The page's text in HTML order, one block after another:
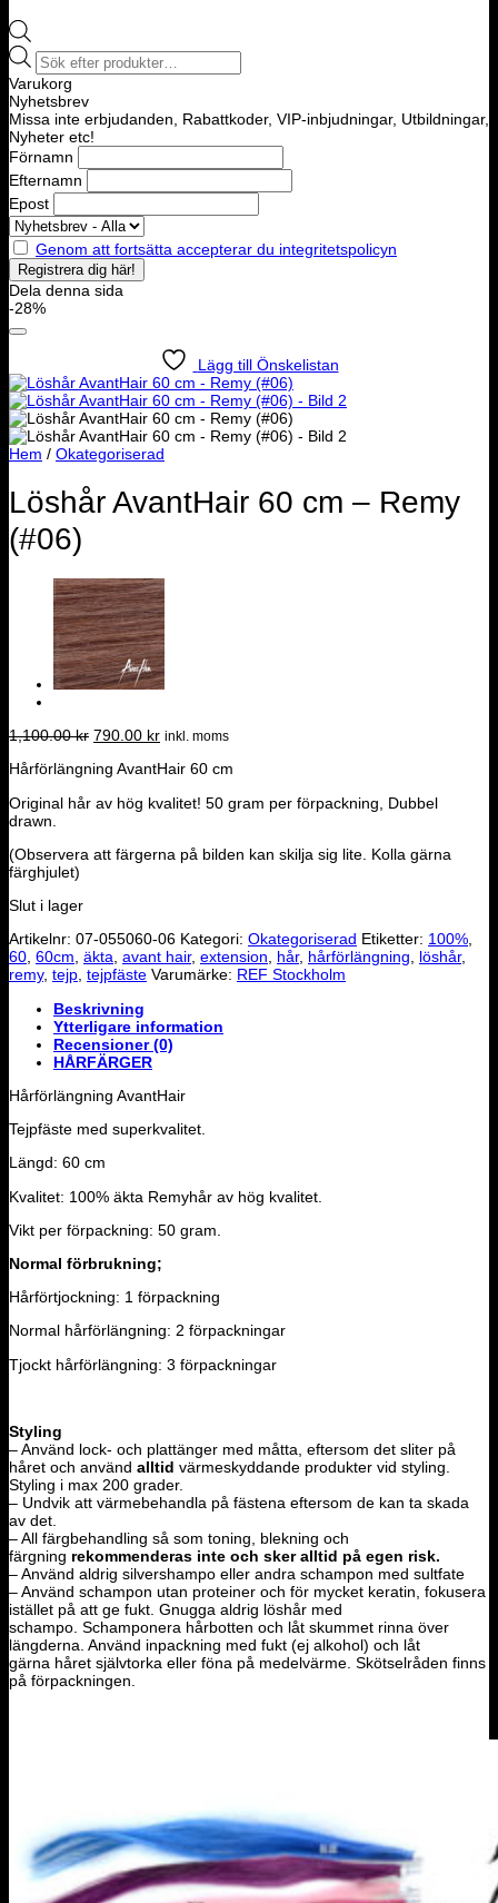
Products
search
Varukorg
Nyhetsbrev
Missa inte erbjudanden, Rabattkoder, VIP-inbjudningar, Utbildningar,
Nyheter etc!
Förnamn
Efternamn
Epost
Genom att fortsätta accepterar du integritetspolicyn
Dela denna sida
-28%
Lägg till Önskelistan
Hem / Okategoriserad
Löshår AvantHair 60 cm – Remy
(#06)
1,100.00kr Det
priset
1,100.00 kr.
790.00 krDet
priset
790.00 kr.
inkl. moms
Hårförlängning AvantHair 60 cm
Original hår av hög kvalitet! 50 gram per förpackning, Dubbel
drawn.
(Observera att färgerna på bilden kan skilja sig lite. Kolla gärna
färghjulet)
Slut i lager
Artikelnr: 07-055060-06 Kategori: Okategoriserad Etiketter: 100%,
60, 60cm, äkta, avant hair, extension, hår, hårförlängning, löshår,
remy, tejp, tejpfäste Varumärke: REF Stockholm
Beskrivning
Ytterligare information
Recensioner (0)
HÅRFÄRGER
Hårförlängning AvantHair
Tejpfäste med superkvalitet.
Längd: 60 cm
Kvalitet: 100% äkta Remyhår av hög kvalitet.
Vikt per förpackning: 50 gram.
Normal förbrukning;
Hårförtjockning: 1 förpackning
Normal hårförlängning: 2 förpackningar
Tjockt hårförlängning: 3 förpackningar
Styling
– Använd lock- och plattänger med måtta, eftersom det sliter på
håret och använd alltid värmeskyddande produkter vid styling.
Styling i max 200 grader.
– Undvik att värmebehandla på fästena eftersom de kan ta skada
av det.
– All färgbehandling så som toning, blekning och
färgning rekommenderas inte och sker alltid på egen risk.
– Använd aldrig silvershampo eller andra schampon med sultfate
– Använd schampon utan proteiner och för mycket keratin, fokusera
istället på att ge fukt. Gnugga aldrig löshår med
schampo. Schamponera hårbotten och låt skummet rinna över
längderna. Använd inpackning med fukt (ej alkohol) och låt
gärna håret självtorka eller föna på medelvärme. Skötselråden finns
på förpackningen.